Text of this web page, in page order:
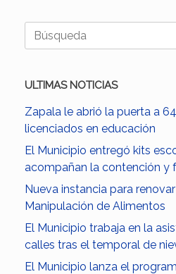
Buscar:
ULTIMAS NOTICIAS
Zapala le abrió la puerta a
licenciados en educación
El Municipio entregó kits
acompañan la contención y
Nueva instancia para
Manipulación de Alimentos
El Municipio trabaja en la
calles tras el temporal de
El Municipio lanza el